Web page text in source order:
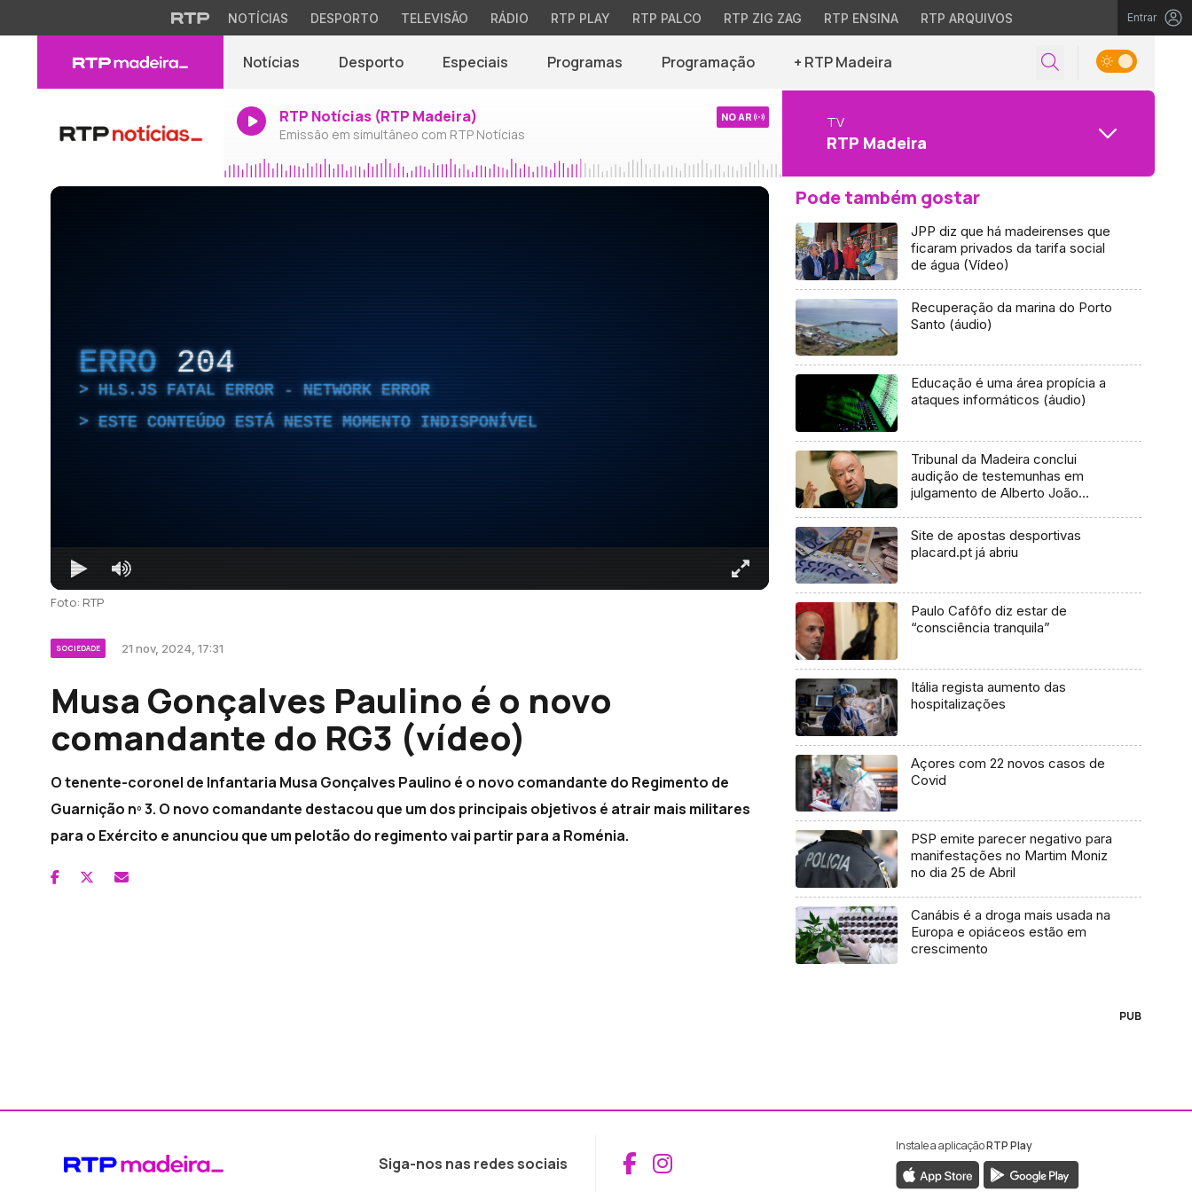
NOTÍCIAS DESPORTO TELEVISÃO RÁDIO RTP PLAY RTP PALCO RTP ZIG ZAG RTP ENSINA RTP ARQUIVOS Entrar
Notícias Desporto Especiais Programas Programação + RTP Madeira
RTP Notícias (RTP Madeira)
Emissão em simultâneo com RTP Notícias
NO AR TV
RTP Madeira
ERRO 204
HLS.JS FATAL ERROR - NETWORK ERROR
ESTE CONTEÚDO ESTÁ NESTE MOMENTO INDISPONÍVEL
Foto: RTP
SOCIEDADE 21 nov, 2024, 17:31
Musa Gonçalves Paulino é o novo
comandante do RG3 (vídeo)
O tenente-coronel de Infantaria Musa Gonçalves Paulino é o novo comandante do Regimento de
Guarnição nº 3. O novo comandante destacou que um dos principais objetivos é atrair mais militares
para o Exército e anunciou que um pelotão do regimento vai partir para a Roménia.
Pode também gostar
JPP diz que há madeirenses que
ficaram privados da tarifa social
de água (Vídeo)
Recuperação da marina do Porto
Santo (áudio)
Educação é uma área propícia a
ataques informáticos (áudio)
Tribunal da Madeira conclui
audição de testemunhas em
julgamento de Alberto João
Site de apostas desportivas
placard.pt já abriu
Paulo Cafôfo diz estar de
“consciência tranquila”
Itália regista aumento das
hospitalizações
Açores com 22 novos casos de
Covid
PSP emite parecer negativo para
manifestações no Martim Moniz
no dia 25 de Abril
Canábis é a droga mais usada na
Europa e opiáceos estão em
crescimento
PUB
Siga-nos nas redes sociais Aceder ao Facebook da RTP Madeira
Aceder ao Instagram da RTP Madeira
Instale a aplicaçãoRTP Play